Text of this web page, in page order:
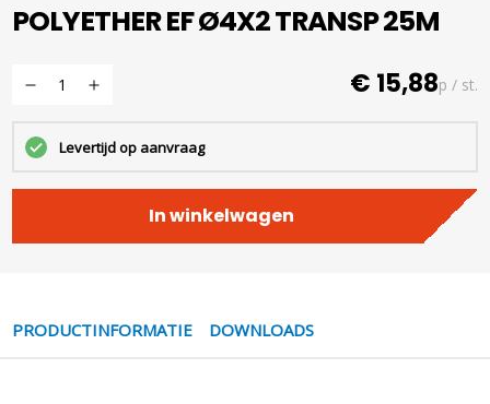
POLYETHER EF Ø4X2 TRANSP 25M
€ 15,88p / st.
Levertijd op aanvraag
In winkelwagen
PRODUCTINFORMATIE DOWNLOADS